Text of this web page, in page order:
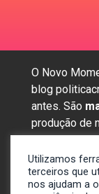
O Novo
blog
antes. São
produção de
assuntos
Sobre
Utilizamos
terceiros que
nos ajudam a